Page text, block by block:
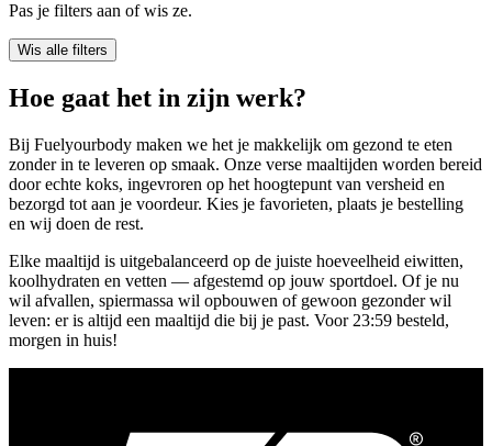
Pas je filters aan of wis ze.
Wis alle filters
Hoe gaat het in zijn werk?
Bij Fuelyourbody maken we het je makkelijk om gezond te eten
zonder in te leveren op smaak. Onze verse maaltijden worden bereid
door echte koks, ingevroren op het hoogtepunt van versheid en
bezorgd tot aan je voordeur. Kies je favorieten, plaats je bestelling
en wij doen de rest.
Elke maaltijd is uitgebalanceerd op de juiste hoeveelheid eiwitten,
koolhydraten en vetten — afgestemd op jouw sportdoel. Of je nu
wil afvallen, spiermassa wil opbouwen of gewoon gezonder wil
leven: er is altijd een maaltijd die bij je past. Voor 23:59 besteld,
morgen in huis!